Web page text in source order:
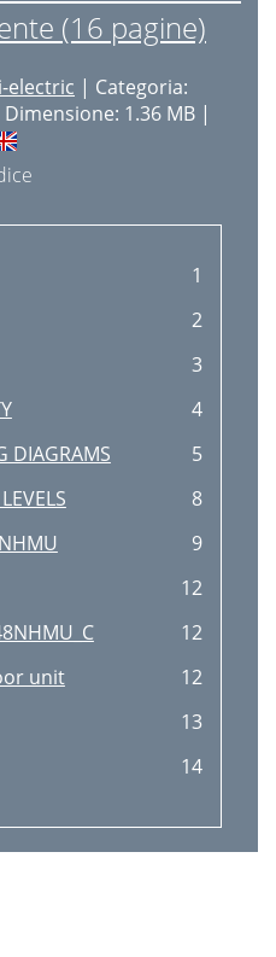
(16 pagine)
electric | Categoria:
1.36 MB |
1
2
3
4
DIAGRAMS
5
8
9
12
12
unit
12
13
14